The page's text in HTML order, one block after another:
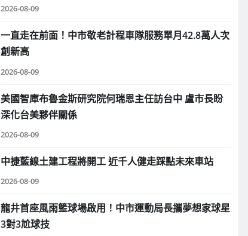
2026-08-09
一直走在前面！中市敬老計程車隊服務單月42.8萬人次
創新高
2026-08-09
美國智庫布魯金斯研究院何瑞恩主任訪台中 盧市長盼
深化台美夥伴關係
2026-08-09
中捷藍線土建工程將開工 近千人健走踩點未來車站
2026-08-09
龍井首座風雨籃球場啟用！中市運動局長攜夢想家球星
3對3尬球技